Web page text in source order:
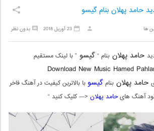
حامد پهلان بنام گیسو
ها بدون نظر 23 آوریل 2018
حامد پهلان بنام “گیسو ” با لینک مستقیم
Download New Music Hamed
حامد پهلانبنام گیسوبا بالاترین کیفیت در آهنگ فاخر
آهنگ هایحامد پهلان <— کلیک کنید “